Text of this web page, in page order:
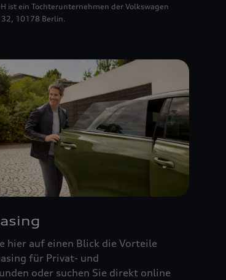
ist ein Tochterunternehmen der Volkswagen
32, 10178 Berlin.
hier auf einen Blick die Vorteile
für Privat- und
oder suchen Sie direkt online